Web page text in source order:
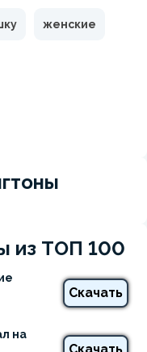
женские
из ТОП 100
Скачать
на